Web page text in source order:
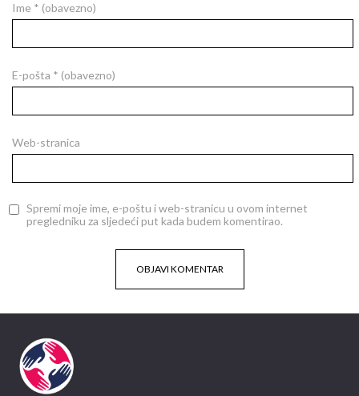
Ime * (obavezno)
E-pošta * (obavezno)
Web-stranica
Spremi moje ime, e-poštu i web-stranicu u ovom internet
pregledniku za sljedeći put kada budem komentirao.